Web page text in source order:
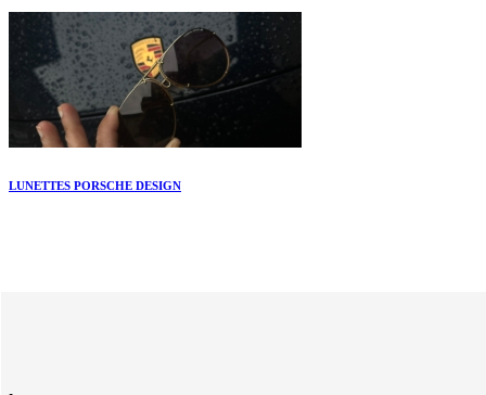
LUNETTES PORSCHE DESIGN